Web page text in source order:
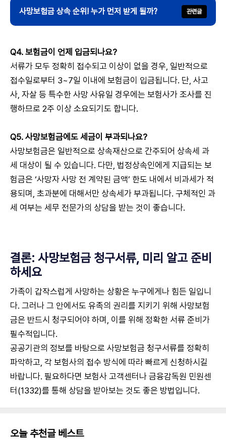
사망보험금 상속 순위! 누가 먼저 받게 될까?
Q4. 보험금이 언제 입금되나요?
서류가 모두 정확히 접수되고 이상이 없을 경우, 일반적으로
접수일로부터 3~7일 이내에 보험금이 입금됩니다. 단, 사고
사, 자살 등 특수한 사망 사유일 경우에는 보험사가 조사를 진
행하므로 2주 이상 소요되기도 합니다.
Q5. 사망보험금에도 세금이 부과되나요?
사망보험금은 일반적으로 상속재산으로 간주되어 상속세 과
세 대상이 될 수 있습니다. 다만, 법정상속인에게 지급되는 보
험금은 ‘사망자 사망 전 계약된 금액’ 한도 내에서 비과세가 적
용되며, 초과분에 대해서만 상속세가 부과됩니다. 구체적인 과
세 여부는 세무 전문가의 상담을 받는 것이 좋습니다.
결론: 사망보험금 청구서류, 미리 알고 준비
하세요
가족이 갑작스럽게 사망하는 상황은 누구에게나 힘든 일입니
다. 그러나 그 안에서도 유족의 권리를 지키기 위해 사망보험
금은 반드시 청구되어야 하며, 이를 위해 정확한 서류 준비가
필수적입니다.
공공기관의 정보를 바탕으로 사망보험금 청구서류를 정확히
파악하고, 각 보험사의 접수 방식에 따라 빠르게 신청하시길
바랍니다. 필요하다면 보험사 고객센터나 금융감독원 민원센
터(1332)를 통해 상담을 받아보는 것도 좋은 방법입니다.
오늘 추천글 베스트